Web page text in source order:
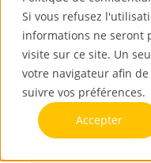
Si vous refusez
informations ne seront
visite sur ce site. Un
votre navigateur afin
suivre vos préférences.
Accepter
Expertises :